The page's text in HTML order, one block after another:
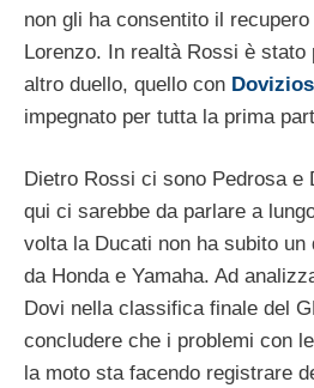
non gli ha consentito il
Lorenzo. In realtà Rossi è stato
altro duello, quello con
impegnato per tutta la prima
Dietro Rossi ci sono Pedrosa e
qui ci sarebbe da parlare a
volta la Ducati non ha subito
da Honda e Yamaha. Ad
Dovi nella classifica finale del
concludere che i problemi con
la moto sta facendo registrare